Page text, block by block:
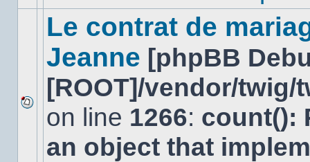
Aucun
nouveau
message
non-
Le contrat de
Jeanne [phpBB
[ROOT]/vendor/
on line 1266: count():
an object that